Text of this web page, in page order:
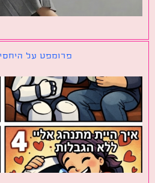
פרומפט על היחסים